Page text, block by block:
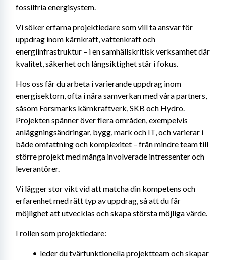
fossilfria energisystem.
Vi söker erfarna projektledare som vill ta ansvar för
uppdrag inom kärnkraft, vattenkraft och
energiinfrastruktur – i en samhällskritisk verksamhet där
kvalitet, säkerhet och långsiktighet står i fokus.
Hos oss får du arbeta i varierande uppdrag inom
energisektorn, ofta i nära samverkan med våra partners,
såsom Forsmarks kärnkraftverk, SKB och Hydro.
Projekten spänner över flera områden, exempelvis
anläggningsändringar, bygg, mark och IT, och varierar i
både omfattning och komplexitet – från mindre team till
större projekt med många involverade intressenter och
leverantörer.
Vi lägger stor vikt vid att matcha din kompetens och
erfarenhet med rätt typ av uppdrag, så att du får
möjlighet att utvecklas och skapa största möjliga värde.
I rollen som projektledare:
leder du tvärfunktionella projektteam och skapar